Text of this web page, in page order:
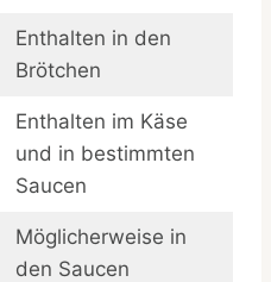
Enthalten in den
Brötchen
Enthalten im Käse
und in bestimmten
Saucen
Möglicherweise in
den Saucen